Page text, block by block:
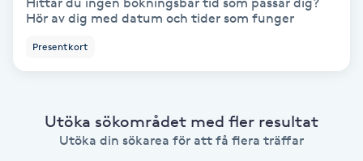
Bottenfärg
Brynfärgning
Hör av dig med datum och tider som funger
Presentkort
Utöka sökområdet med fler resultat
Utöka din sökarea för att få flera träffar